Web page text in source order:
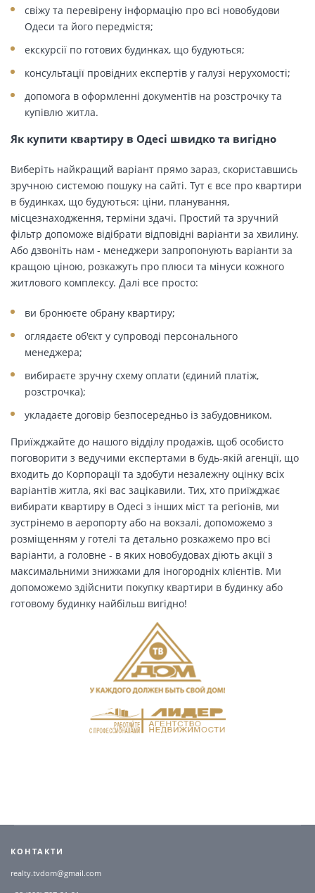
свіжу та перевірену інформацію про всі новобудови
Одеси та його передмістя;
екскурсії по готових будинках, що будуються;
консультації провідних експертів у галузі нерухомості;
допомога в оформленні документів на розстрочку та
купівлю житла.
Як купити квартиру в Одесі швидко та вигідно
Виберіть найкращий варіант прямо зараз, скориставшись
зручною системою пошуку на сайті. Тут є все про квартири
в будинках, що будуються: ціни, планування,
місцезнаходження, терміни здачі. Простий та зручний
фільтр допоможе відібрати відповідні варіанти за хвилину.
Або дзвоніть нам - менеджери запропонують варіанти за
кращою ціною, розкажуть про плюси та мінуси кожного
житлового комплексу. Далі все просто:
ви бронюєте обрану квартиру;
оглядаєте об'єкт у супроводі персонального
менеджера;
вибираєте зручну схему оплати (єдиний платіж,
розстрочка);
укладаєте договір безпосередньо із забудовником.
Приїжджайте до нашого відділу продажів, щоб особисто
поговорити з ведучими експертами в будь-якій агенції, що
входить до Корпорації та здобути незалежну оцінку всіх
варіантів житла, які вас зацікавили. Тих, хто приїжджає
вибирати квартиру в Одесі з інших міст та регіонів, ми
зустрінемо в аеропорту або на вокзалі, допоможемо з
розміщенням у готелі та детально розкажемо про всі
варіанти, а головне - в яких новобудовах діють акції з
максимальними знижками для іногородніх клієнтів. Ми
допоможемо здійснити покупку квартири в будинку або
готовому будинку найбільш вигідно!
КОНТАКТИ
realty.tvdom@gmail.com